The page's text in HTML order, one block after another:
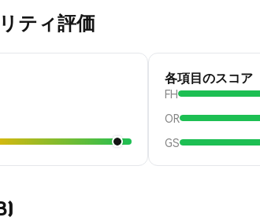
ティ評価
各項目のスコア
FH
OR
GS